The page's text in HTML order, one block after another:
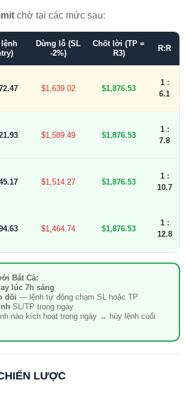
chờ tại các mức sau:
Dừng lỗ (SL
-2%)
Chốt lời (TP =
R3)
R:R
$1,639.02 $1,876.53
1 :
6.1
$1,589.49 $1,876.53
1 :
7.8
$1,514.27 $1,876.53
1 :
10.7
$1,464.74 $1,876.53
1 :
12.8
Bắt Cá:
lúc 7h sáng
dõi — lệnh tự động chạm SL hoặc TP
SL/TP trong ngày
nào kích hoạt trong ngày → hủy lệnh cuối
LƯỢC